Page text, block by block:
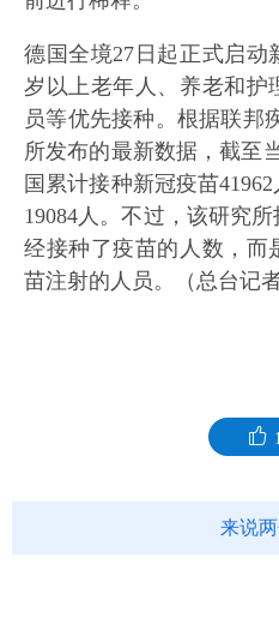
德国全境27日起正式启动
岁以上老年人、养老和护
员等优先接种。根据联邦
所发布的最新数据，截至
国累计接种新冠疫苗
19084人。不过，该研究
经接种了疫苗的人数，而
苗注射的人员。（总台记
来说